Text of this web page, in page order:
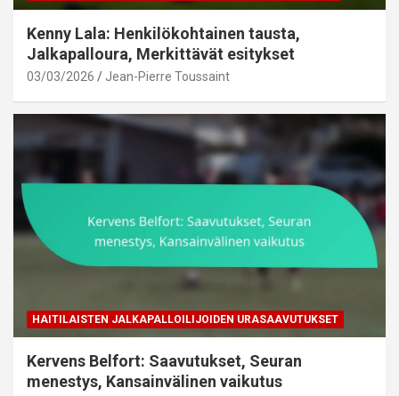
Kenny Lala: Henkilökohtainen tausta,
Jalkapalloura, Merkittävät esitykset
03/03/2026 Jean-Pierre Toussaint
HAITILAISTEN JALKAPALLOILIJOIDEN URASAAVUTUKSET
Kervens Belfort: Saavutukset, Seuran
menestys, Kansainvälinen vaikutus